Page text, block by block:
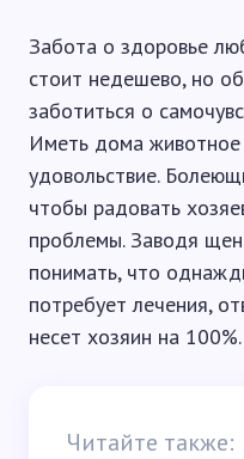
Забота о здоровье
стоит недешево, но
заботиться о
Иметь дома
удовольствие.
чтобы радовать
проблемы. Заводя
понимать, что
потребует лечения,
несет хозяин на 100%.
Читайте также: